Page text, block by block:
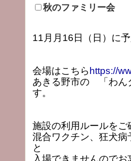
秋のファミリー会
11月月16日（日）に
会場はこちら https://
あきる野市の 「わん
す。
施設の利用ルールをご
混合ワクチン、狂犬
と
入場できませんので